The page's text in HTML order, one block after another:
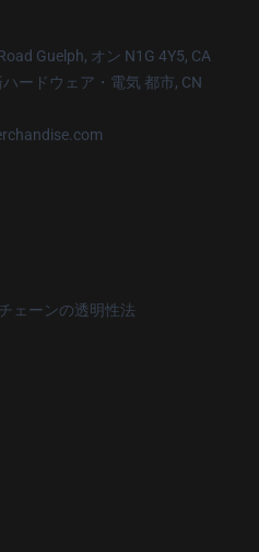
Guelph, オン N1G 4Y5, CA
ードウェア・電気 都市, CN
ェーンの透明性法